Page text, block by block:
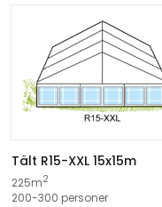
Tält R15-XXL 15x15m
225m2
200-300 personer